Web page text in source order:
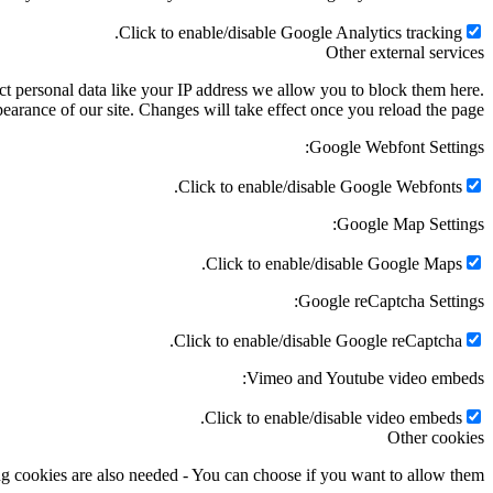
Click to enable/disable Google Analytics tracking.
Other external services
personal data like your IP address we allow you to block them here.
of our site. Changes will take effect once you reload the page.
Google Webfont Settings:
Click to enable/disable Google Webfonts.
Google Map Settings:
Click to enable/disable Google Maps.
Google reCaptcha Settings:
Click to enable/disable Google reCaptcha.
Vimeo and Youtube video embeds:
Click to enable/disable video embeds.
Other cookies
cookies are also needed - You can choose if you want to allow them: